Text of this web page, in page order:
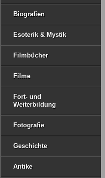
Biografien
Esoterik & Mystik
Filmbücher
Filme
Fort- und
Weiterbildung
Fotografie
Geschichte
Antike